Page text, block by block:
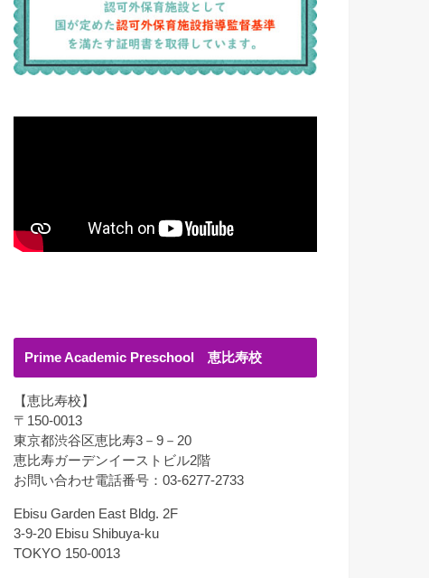
Prime Academic Preschool 恵比寿校
【恵比寿校】
〒150-0013
東京都渋谷区恵比寿3－9－20
恵比寿ガーデンイーストビル2階
お問い合わせ電話番号：03-6277-2733
Ebisu Garden East Bldg. 2F
3-9-20 Ebisu Shibuya-ku
TOKYO 150-0013